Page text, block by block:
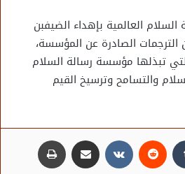
العالمية بإهداء الضيفبن
الترجمات الصادرة عن المؤسسة،
تبذلها مؤسسة رسالة السلام
والتسامح وترسيخ القيم
مشاركة عبر البريد